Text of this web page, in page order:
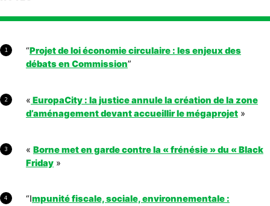
1 “Projet de loi économie circulaire : les enjeux des
débats en Commission”
2 « EuropaCity : la justice annule la création de la zone
d’aménagement devant accueillir le mégaprojet»
3 « Borne met en garde contre la « frénésie » du « Black
Friday»
4 “Impunité fiscale, sociale, environnementale :